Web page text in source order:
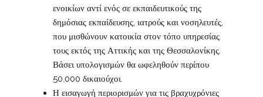
ενοικίων αντί ενός σε εκπαιδευτικούς της
δημόσιας εκπαίδευσης, ιατρούς και νοσηλευτές,
που μισθώνουν κατοικία στον τόπο υπηρεσίας
τους εκτός της Αττικής και της Θεσσαλονίκης.
Βάσει υπολογισμών θα ωφεληθούν περίπου
50.000 δικαιούχοι.
Η εισαγωγή περιορισμών για τις βραχυχρόνιες